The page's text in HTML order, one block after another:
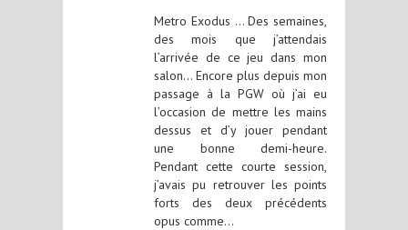
Metro Exodus … Des semaines,
des mois que j’attendais
l’arrivée de ce jeu dans mon
salon… Encore plus depuis mon
passage à la PGW où j’ai eu
l’occasion de mettre les mains
dessus et d’y jouer pendant
une bonne demi-heure.
Pendant cette courte session,
j’avais pu retrouver les points
forts des deux précédents
opus comme…